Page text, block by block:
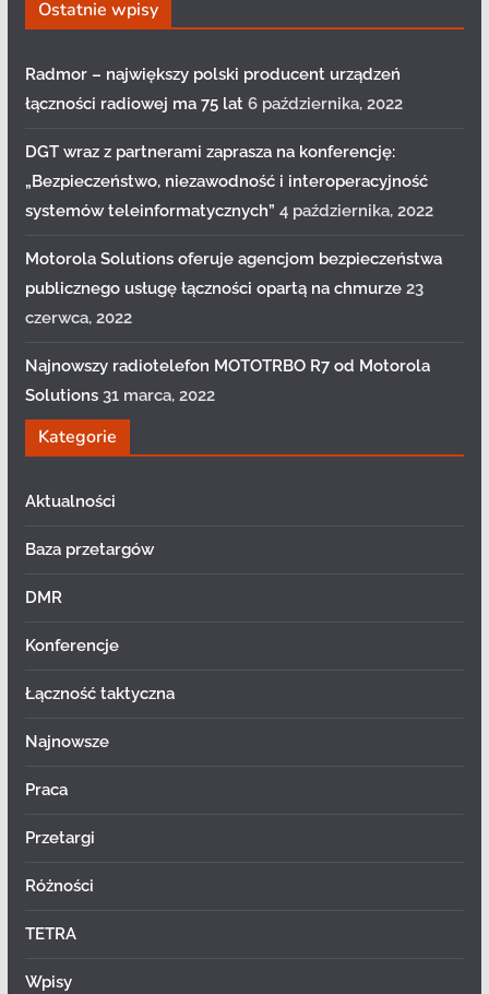
Ostatnie wpisy
Radmor – największy polski producent urządzeń
łączności radiowej ma 75 lat 6 października, 2022
DGT wraz z partnerami zaprasza na konferencję:
„Bezpieczeństwo, niezawodność i interoperacyjność
systemów teleinformatycznych” 4 października, 2022
Motorola Solutions oferuje agencjom bezpieczeństwa
publicznego usługę łączności opartą na chmurze 23
czerwca, 2022
Najnowszy radiotelefon MOTOTRBO R7 od Motorola
Solutions 31 marca, 2022
Kategorie
Aktualności
Baza przetargów
DMR
Konferencje
Łączność taktyczna
Najnowsze
Praca
Przetargi
Różności
TETRA
Wpisy